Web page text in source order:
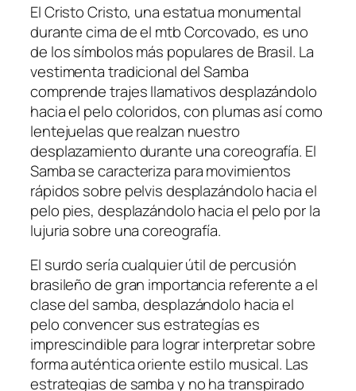
El Cristo Cristo, una estatua monumental
durante cima de el mtb Corcovado, es uno
de los símbolos más populares de Brasil. La
vestimenta tradicional del Samba
comprende trajes llamativos desplazándolo
hacia el pelo coloridos, con plumas así­ como
lentejuelas que realzan nuestro
desplazamiento durante una coreografía. El
Samba se caracteriza para movimientos
rápidos sobre pelvis desplazándolo hacia el
pelo pies, desplazándolo hacia el pelo por la
lujuria sobre una coreografía.
El surdo serí­a cualquier útil de percusión
brasileño de gran importancia referente a el
clase del samba, desplazándolo hacia el
pelo convencer sus estrategías es
imprescindible para lograr interpretar sobre
forma auténtica oriente estilo musical. Las
estrategias de samba y no ha transpirado